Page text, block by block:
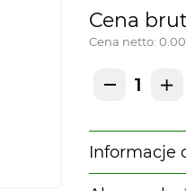
Cena
Cena netto:
Informacje